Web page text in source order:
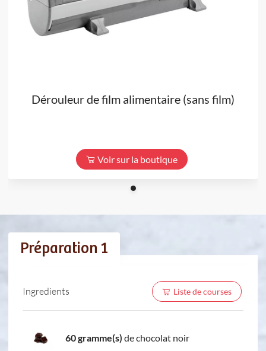
Dérouleur de film alimentaire (sans film)
Voir sur la boutique
Préparation 1
Ingredients Liste de courses
60 gramme(s) de chocolat noir